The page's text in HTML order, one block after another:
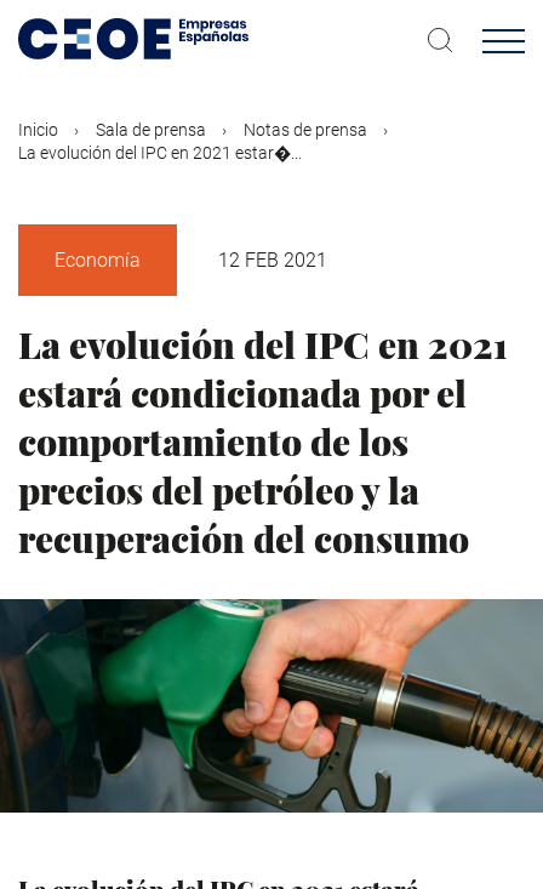
contenido
Inicio Sala de prensa
Notas de prensa
La evolución del IPC en 2021 estar�...
Economía 12 FEB 2021
La evolución del IPC en 2021
estará condicionada por el
comportamiento de los
precios del petróleo y la
recuperación del consumo